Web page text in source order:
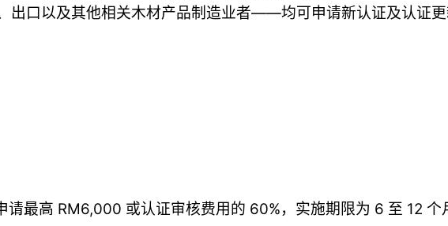
出口以及其他相关木材产品制造业者——均可申请新认证及认证更
最高 RM6,000 或认证审核费用的 60%，实施期限为 6 至 12 个